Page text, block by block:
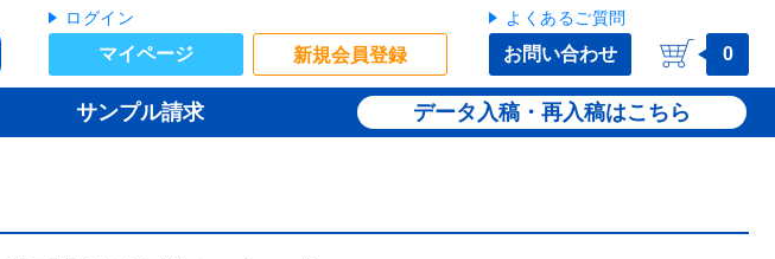
ログイン
マイページ 新規会員登録
よくあるご質問
お問い合わせ 0
サンプル請求 データ入稿・再入稿